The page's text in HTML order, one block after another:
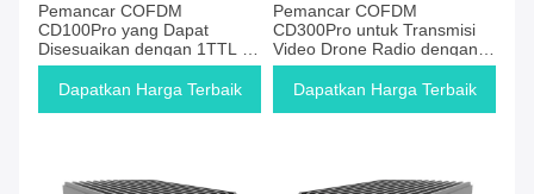
Pemancar COFDM
CD100Pro yang Dapat
Disesuaikan dengan 1TTL 1
RS232 1 Port Serial S.BUS
dan 2 Port Video
Dapatkan Harga Terbaik
Pemancar COFDM
CD300Pro untuk Transmisi
Video Drone Radio dengan
Jarak Transmisi Udara-ke-
Darat 300KM untuk
Dapatkan Harga Terbaik